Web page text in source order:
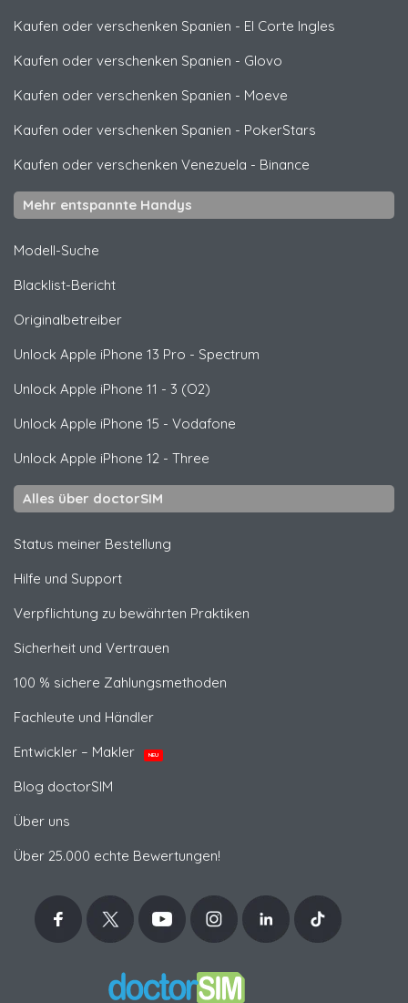
Kaufen oder verschenken Spanien - El Corte Ingles
Kaufen oder verschenken Spanien - Glovo
Kaufen oder verschenken Spanien - Moeve
Kaufen oder verschenken Spanien - PokerStars
Kaufen oder verschenken Venezuela - Binance
Mehr entspannte Handys
Modell-Suche
Blacklist-Bericht
Originalbetreiber
Unlock Apple iPhone 13 Pro - Spectrum
Unlock Apple iPhone 11 - 3 (O2)
Unlock Apple iPhone 15 - Vodafone
Unlock Apple iPhone 12 - Three
Alles über doctorSIM
Status meiner Bestellung
Hilfe und Support
Verpflichtung zu bewährten Praktiken
Sicherheit und Vertrauen
100 % sichere Zahlungsmethoden
Fachleute und Händler
Entwickler – Makler
NEU
Blog doctorSIM
Über uns
Über 25.000 echte Bewertungen!